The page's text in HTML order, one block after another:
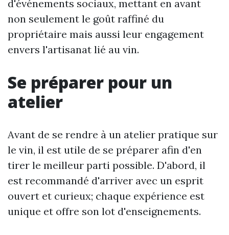
d'événements sociaux, mettant en avant
non seulement le goût raffiné du
propriétaire mais aussi leur engagement
envers l'artisanat lié au vin.
Se préparer pour un
atelier
Avant de se rendre à un atelier pratique sur
le vin, il est utile de se préparer afin d'en
tirer le meilleur parti possible. D'abord, il
est recommandé d'arriver avec un esprit
ouvert et curieux; chaque expérience est
unique et offre son lot d'enseignements.